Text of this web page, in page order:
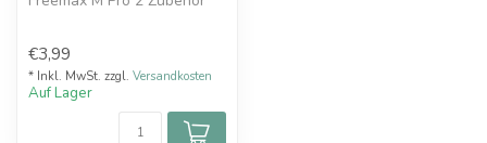
€3,99
* Inkl. MwSt. zzgl. Versandkosten
Auf Lager